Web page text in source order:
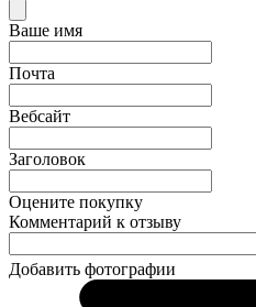
Ваше имя
Почта
Вебсайт
Заголовок
Оцените покупку
Комментарий к отзыву
Добавить фотографии